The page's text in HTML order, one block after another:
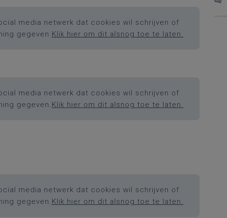
media netwerk dat cookies wil schrijven of
gegeven. Klik hier om dit alsnog toe te laten.
media netwerk dat cookies wil schrijven of
gegeven. Klik hier om dit alsnog toe te laten.
media netwerk dat cookies wil schrijven of
gegeven. Klik hier om dit alsnog toe te laten.